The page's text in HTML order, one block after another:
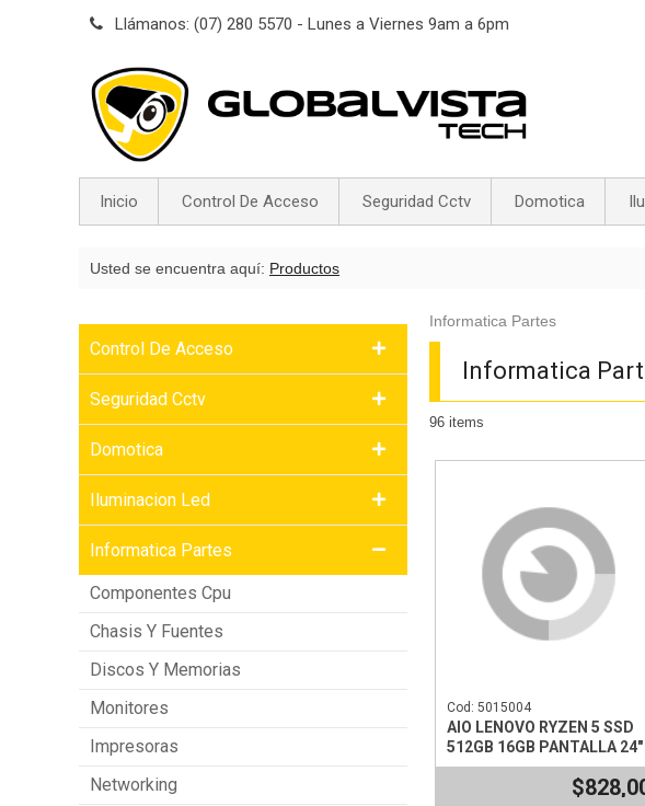
Llámanos: (07) 280 5570 - Lunes a Viernes 9am a 6pm
Inicio Control De Acceso Seguridad Cctv Domotica
Usted se encuentra aquí: Productos
Control De Acceso
Seguridad Cctv
Domotica
Iluminacion Led
Informatica Partes
Componentes Cpu
Chasis Y Fuentes
Discos Y Memorias
Monitores
Impresoras
Networking
Informatica Partes
Informatica
96 items
Cod: 5015004
AIO LENOVO RYZEN 5 SSD
512GB 16GB PANTALLA 24"